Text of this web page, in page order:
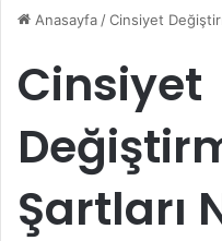
Anasayfa /Cinsiyet
Cinsiyet
Şartları